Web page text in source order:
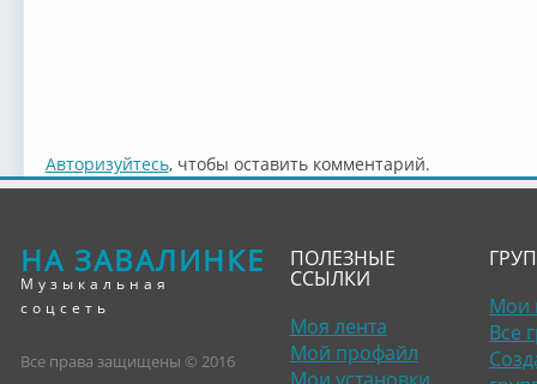
Авторизуйтесь, чтобы оставить комментарий.
НА ЗАВАЛИНКЕ
Музыкальная
соцсеть
Все права защищены © 2016
ПОЛЕЗНЫЕ
ССЫЛКИ
Моя лента
Мой профайл
Мои
Все